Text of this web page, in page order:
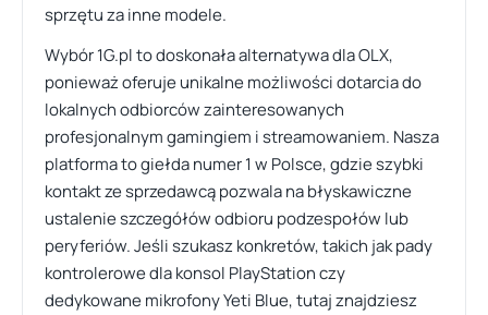
sprzętu za inne modele.
Wybór 1G.pl to doskonała alternatywa dla OLX,
ponieważ oferuje unikalne możliwości dotarcia do
lokalnych odbiorców zainteresowanych
profesjonalnym gamingiem i streamowaniem. Nasza
platforma to giełda numer 1 w Polsce, gdzie szybki
kontakt ze sprzedawcą pozwala na błyskawiczne
ustalenie szczegółów odbioru podzespołów lub
peryferiów. Jeśli szukasz konkretów, takich jak pady
kontrolerowe dla konsol PlayStation czy
dedykowane mikrofony Yeti Blue, tutaj znajdziesz